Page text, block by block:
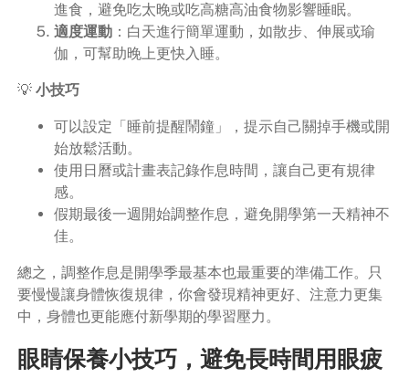
進食，避免吃太晚或吃高糖高油食物影響睡眠。
適度運動：白天進行簡單運動，如散步、伸展或瑜
伽，可幫助晚上更快入睡。
💡 小技巧
可以設定「睡前提醒鬧鐘」，提示自己關掉手機或開
始放鬆活動。
使用日曆或計畫表記錄作息時間，讓自己更有規律
感。
假期最後一週開始調整作息，避免開學第一天精神不
佳。
總之，調整作息是開學季最基本也最重要的準備工作。只
要慢慢讓身體恢復規律，你會發現精神更好、注意力更集
中，身體也更能應付新學期的學習壓力。
眼睛保養小技巧，避免長時間用眼疲